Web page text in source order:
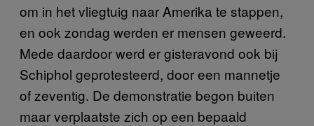
om in het vliegtuig naar Amerika te stappen,
en ook zondag werden er mensen geweerd.
Mede daardoor werd er gisteravond ook bij
Schiphol geprotesteerd, door een mannetje
of zeventig. De demonstratie begon buiten
maar verplaatste zich op een bepaald